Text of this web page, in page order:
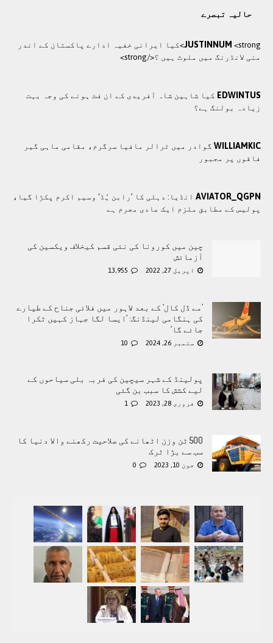
حالیہ تبصرے
JUSTINNUM<strong>کيا ایرانی خفيہ ادارے پاکستان کے اندر
منی لانڈرنگ ميں ملوث ہيں ؟</strong>
EDWINTUS کیا شاہین شاہ آفریدی کے ان فٹ ہونے کی وجہ بہت
زیادہ بولنگ ہے؟
WILLIAMKIC گوادر میں ٹرالر مافیا سرگرم، مقامی ماہی گیر
فاقوں پر مجبور
AVIATOR_QGPN انڈیا: دہلی کا ’رابن ہُڈ‘ وسیم اکرم پکڑا گیا،
پولیس کے مطابق ملزم ایک عادی مجرم ہے
چین میں کورونا کی نئی قسم کیخلاف ویکسین کی
آزمائش
اپریل 27, 2022 13,955
’مے ڈل کال‘ کے بعد لاہور میں فلائی جناح کے طیارے
کی ہنگامی لینڈنگ: ’ایسا لگا جہاز کہیں ٹکرا
جائے گا‘
ستمبر 26, 2024 10
پولینڈ کے شہر سیچین کی فربہ بلی سیاحوں کے
لیے کشش کا سبب بن گئی
فروری 28, 2023 1
500 ٹن وزن اٹھانے کی صلاحیت رکھنے والا دنیا کا
سب سے بڑا ٹرک
جون 10, 2023 0